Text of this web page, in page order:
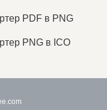
PDF в PNG
PNG в ICO